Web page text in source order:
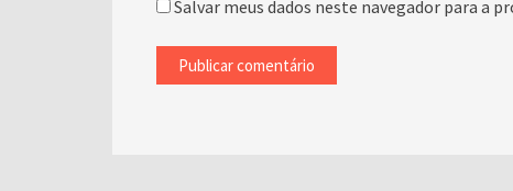
Salvar meus dados neste navegador para a